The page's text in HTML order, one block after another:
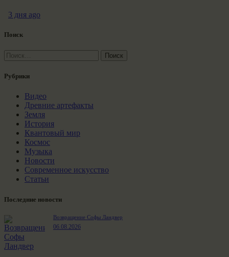
3 дня ago
Поиск
Найти:
Рубрики
Видео
Древние артефакты
Земля
История
Квантовый мир
Космос
Музыка
Новости
Современное искусство
Статьи
Последние новости
Возвращение Софы Ландвер
06.08.2026